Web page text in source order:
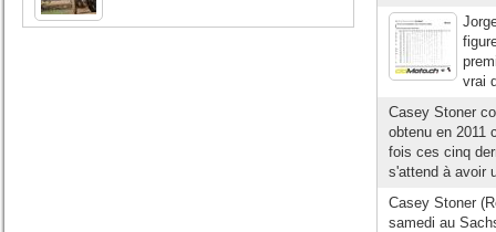
vrai
Casey Stoner
obtenu en 2011
fois ces cinq
s'attend à avoir
Casey Stoner
samedi au